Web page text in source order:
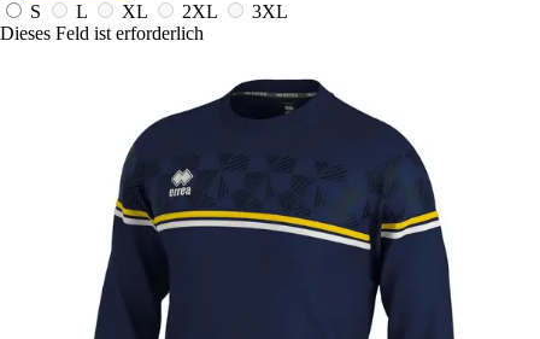
S
L XL 2XL
3XL
Dieses Feld ist erforderlich